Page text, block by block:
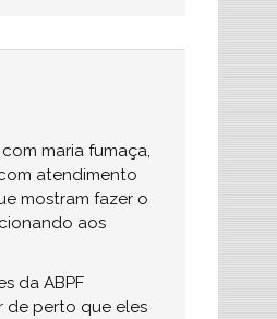
maria fumaça,
atendimento
mostram fazer o
aos
da ABPF
de perto que eles